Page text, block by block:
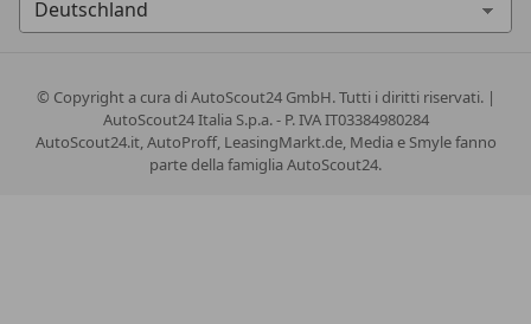
© Copyrighta cura di AutoScout24 GmbH. Tutti i diritti riservati. |
AutoScout24 Italia S.p.a. - P. IVA IT03384980284
AutoScout24.it, AutoProff, LeasingMarkt.de, Media e Smyle fanno
parte della famiglia AutoScout24.